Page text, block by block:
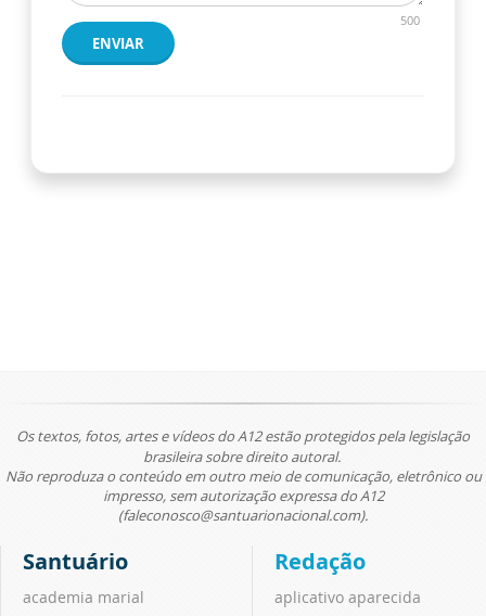
500
ENVIAR
Os textos, fotos, artes e vídeos do A12 estão protegidos pela legislação
brasileira sobre direito autoral.
Não reproduza o conteúdo em outro meio de comunicação, eletrônico ou
impresso, sem autorização expressa do A12
(faleconosco@santuarionacional.com).
Santuário
academia marial
Redação
aplicativo aparecida